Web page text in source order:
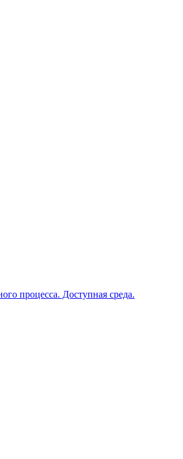
процесса. Доступная среда.